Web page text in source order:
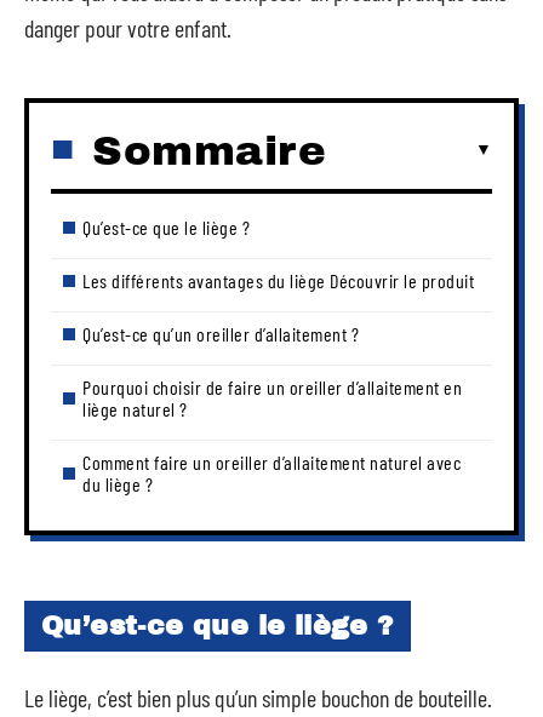
danger pour votre enfant.
Sommaire
Qu’est-ce que le liège ?
Les différents avantages du liège Découvrir le produit
Qu’est-ce qu’un oreiller d’allaitement ?
Pourquoi choisir de faire un oreiller d’allaitement en
liège naturel ?
Comment faire un oreiller d’allaitement naturel avec
du liège ?
Qu’est-ce que le liège ?
Le liège, c’est bien plus qu’un simple bouchon de bouteille.